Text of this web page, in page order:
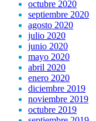
octubre 2020
septiembre 2020
agosto 2020
julio 2020
junio 2020
mayo 2020
abril 2020
enero 2020
diciembre 2019
noviembre 2019
octubre 2019